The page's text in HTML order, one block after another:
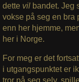
dette vil bandet. Jeg
vokse på seg en bra
enn her hjemme,
her i Norge.
For meg er det
i utgangspunktet er
tror på seg selv,